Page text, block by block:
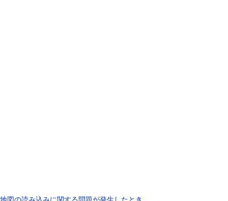
地図の読み込みに関する問題が発生したとき